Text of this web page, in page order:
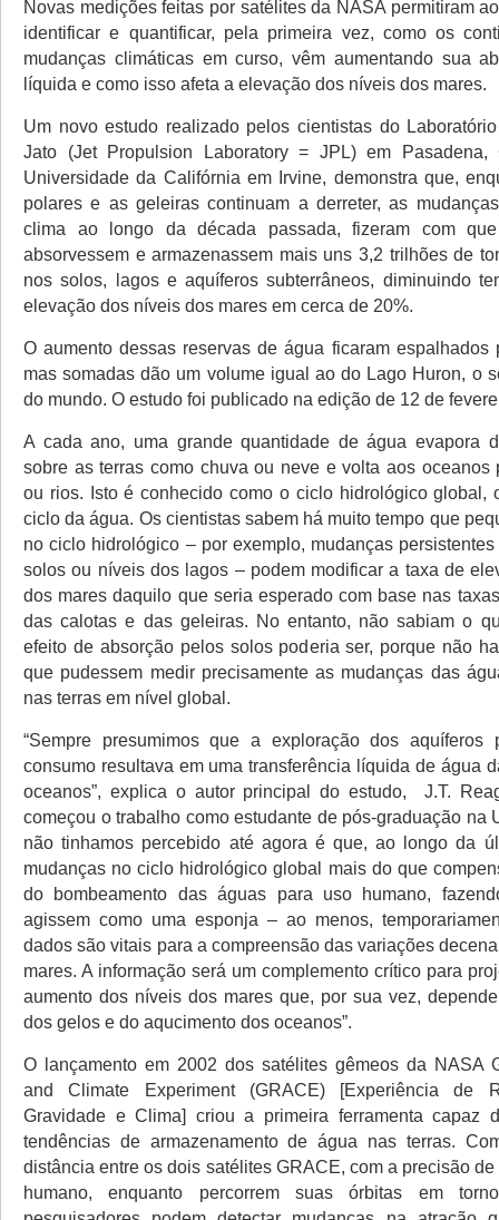
Novas medições feitas por satélites da NASA permitiram
identificar e quantificar, pela primeira vez, como os
mudanças climáticas em curso, vêm aumentando sua
líquida e como isso afeta a elevação dos níveis dos mares.
Um novo estudo realizado pelos cientistas do
Jato (Jet Propulsion Laboratory = JPL) em Pasadena,
Universidade da Califórnia em Irvine, demonstra que,
polares e as geleiras continuam a derreter, as
clima ao longo da década passada, fizeram com
absorvessem e armazenassem mais uns 3,2 trilhões de
nos solos, lagos e aquíferos subterrâneos, diminuindo
elevação dos níveis dos mares em cerca de 20%.
O aumento dessas reservas de água ficaram espalhados
mas somadas dão um volume igual ao do Lago Huron, o
do mundo. O estudo foi publicado na edição de 12 de
A cada ano, uma grande quantidade de água evapora
sobre as terras como chuva ou neve e volta aos oceanos
ou rios. Isto é conhecido como o ciclo hidrológico global,
ciclo da água. Os cientistas sabem há muito tempo que
no ciclo hidrológico – por exemplo, mudanças
solos ou níveis dos lagos – podem modificar a taxa de
dos mares daquilo que seria esperado com base nas
das calotas e das geleiras. No entanto, não sabiam o
efeito de absorção pelos solos poderia ser, porque não
que pudessem medir precisamente as mudanças das
nas terras em nível global.
“Sempre presumimos que a exploração dos aquíferos
consumo resultava em uma transferência líquida de água
oceanos”, explica o autor principal do estudo, J.T.
começou o trabalho como estudante de pós-graduação na
não tinhamos percebido até agora é que, ao longo da
mudanças no ciclo hidrológico global mais do que
do bombeamento das águas para uso humano,
agissem como uma esponja – ao menos,
dados são vitais para a compreensão das variações
mares. A informação será um complemento crítico para
aumento dos níveis dos mares que, por sua vez,
dos gelos e do aqucimento dos oceanos”.
O lançamento em 2002 dos satélites gêmeos da NASA
and Climate Experiment (GRACE) [Experiência de
Gravidade e Clima] criou a primeira ferramenta capaz
tendências de armazenamento de água nas terras.
distância entre os dois satélites GRACE, com a precisão
humano, enquanto percorrem suas órbitas em